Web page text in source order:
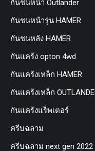
กันชนหน้า Outlander
กันชนหน้ารุ่น HAMER
กันชนหลัง HAMER
กันแคร้ง opton 4wd
กันแคร้งเหล็ก HAMER
กันแคร้งเหล็ก
กันแคร้งแร็พเตอร์
ครีบฉลาม
ครีบฉลาม next gen 2022